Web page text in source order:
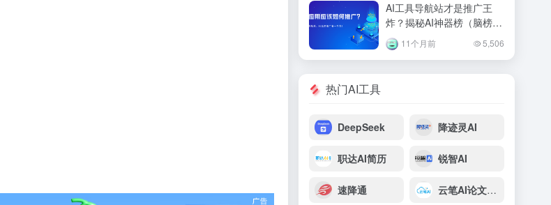
AI工具导航站才是推广王
炸？揭秘AI神器榜（脑榜）
如何带火1000+AI产品
11个月前 5,506
热门AI工具
DeepSeek 降迹灵AI
职达AI简历 锐智AI
速降通 云笔AI论文写作